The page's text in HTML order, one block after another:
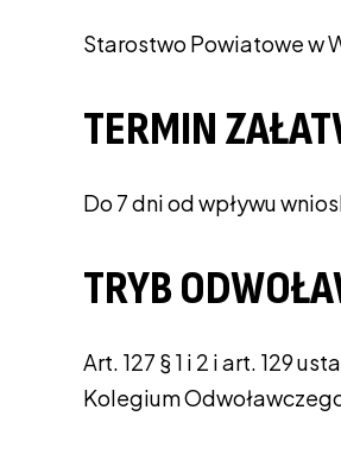
Starostwo Powiatowe w
TERMIN
Do 7 dni od wpływu
TRYB
Art. 127 § 1 i 2 i art. 129
Kolegium